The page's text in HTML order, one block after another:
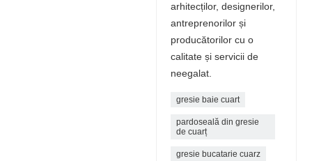
arhitecților, designerilor,
antreprenorilor și
producătorilor cu o
calitate și servicii de
neegalat.
gresie baie cuart
pardoseală din gresie
de cuarț
gresie bucatarie cuarz